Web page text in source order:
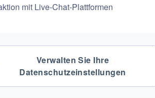
mit Live-Chat-Plattformen
Verwalten Sie Ihre
Datenschutzeinstellungen